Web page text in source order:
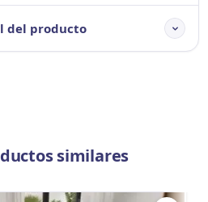
del producto
similares